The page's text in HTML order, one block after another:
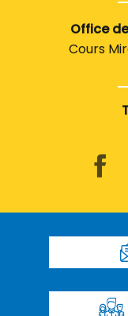
Office
Cours